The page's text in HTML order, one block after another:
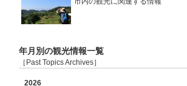
年月別の観光情報一覧
［Past Topics Archives］
2026